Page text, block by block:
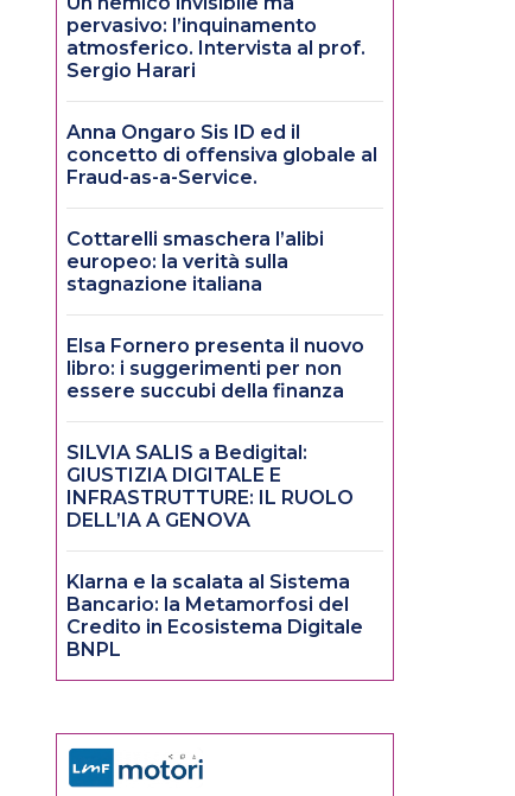
pervasivo: l’inquinamento
atmosferico. Intervista al prof.
Sergio Harari
Anna Ongaro Sis ID ed il
concetto di offensiva globale al
Fraud-as-a-Service.
Cottarelli smaschera l’alibi
europeo: la verità sulla
stagnazione italiana
Elsa Fornero presenta il nuovo
libro: i suggerimenti per non
essere succubi della finanza
SILVIA SALIS a Bedigital:
GIUSTIZIA DIGITALE E
INFRASTRUTTURE: IL RUOLO
DELL’IA A GENOVA
Klarna e la scalata al Sistema
Bancario: la Metamorfosi del
Credito in Ecosistema Digitale
BNPL